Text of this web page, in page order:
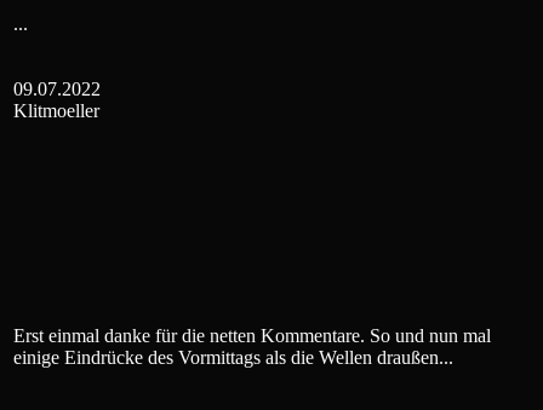
...
09.07.2022
Klitmoeller
Erst einmal danke für die netten Kommentare. So und nun mal
einige Eindrücke des Vormittags als die Wellen draußen...